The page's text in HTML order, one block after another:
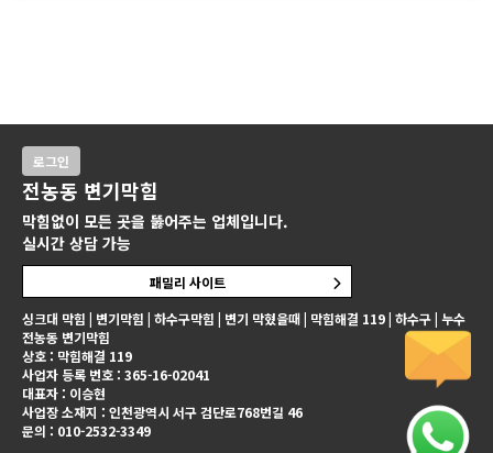
싱크대 막힘 | 변기막힘 | 하수구막힘 | 변기 막혔을때 | 막힘해결 119 | 하수구 | 누수
전농동 변기막힘
상호 : 막힘해결 119
사업자 등록 번호 : 365-16-02041
대표자 : 이승현
사업장 소재지 : 인천광역시 서구 검단로768번길 46
문의 : 010-2532-3349
로그인
전농동 변기막힘
막힘없이 모든 곳을 뚫어주는 업체입니다.
실시간 상담 가능
패밀리 사이트